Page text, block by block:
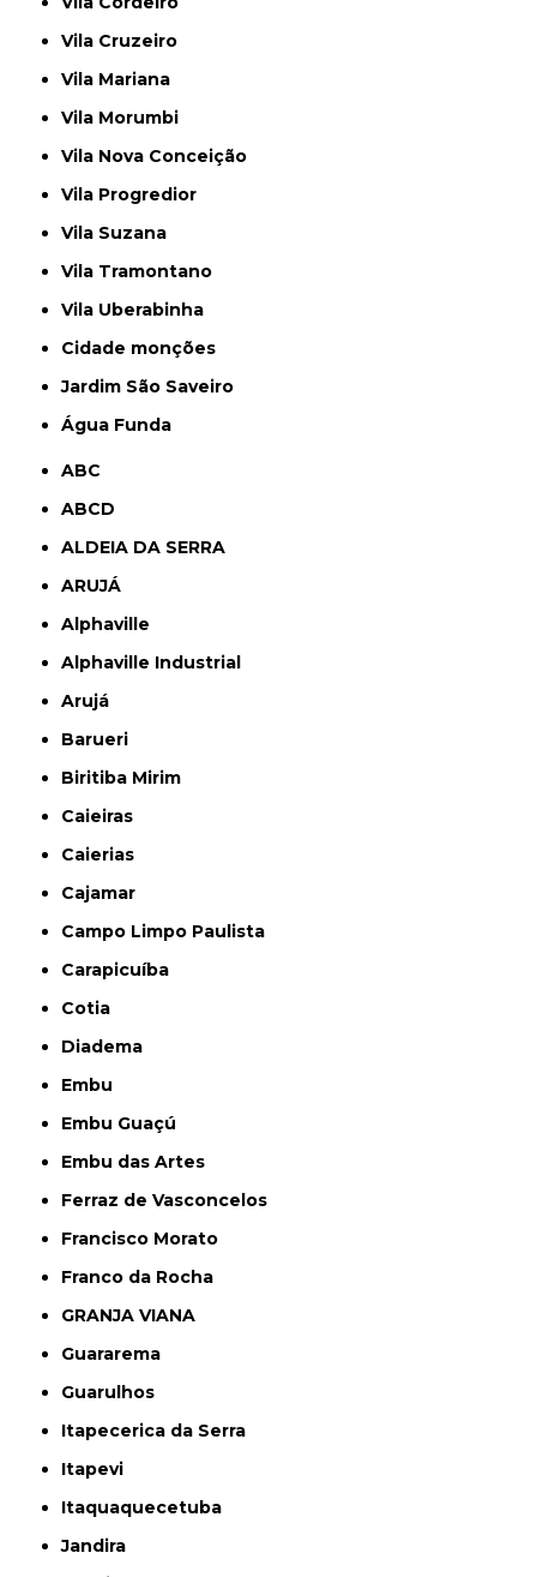
Vila Cruzeiro
Vila Mariana
Vila Morumbi
Vila Nova Conceição
Vila Progredior
Vila Suzana
Vila Tramontano
Vila Uberabinha
cidade monções
jardim São Saveiro
Água Funda
ABC
ABCD
ALDEIA DA SERRA
ARUJÁ
Alphaville
Alphaville Industrial
Arujá
Barueri
Biritiba Mirim
Caieiras
Caierias
Cajamar
Campo Limpo Paulista
Carapicuíba
Cotia
Diadema
Embu
Embu Guaçú
Embu das Artes
Ferraz de Vasconcelos
Francisco Morato
Franco da Rocha
GRANJA VIANA
Guararema
Guarulhos
Itapecerica da Serra
Itapevi
Itaquaquecetuba
Jandira